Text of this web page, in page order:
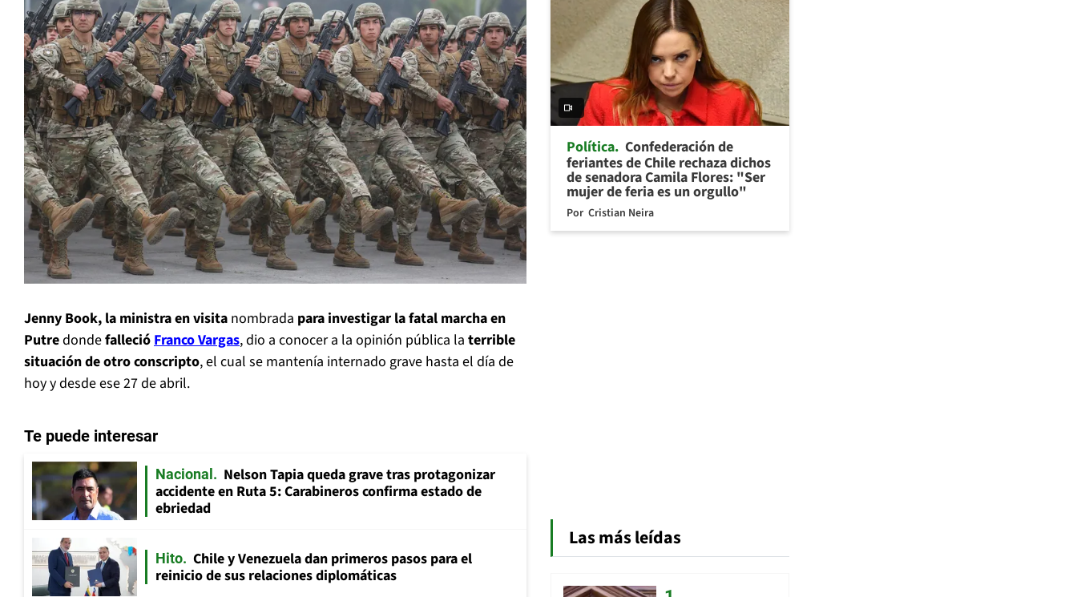
Jenny Book, la ministra en visita nombrada para investigar la fatal marcha en
Putredondefalleció Franco Vargas, dio a conocer a la opinión pública la terrible
situación de otro conscripto, el cual se mantenía internado grave hasta el día de
hoy y desde ese 27 de abril.
Te puede interesar
Nacional
Nelson Tapia queda grave tras protagonizar
accidente en Ruta 5: Carabineros confirma estado de
ebriedad
Hito
Chile y Venezuela dan primeros pasos para el
reinicio de sus relaciones diplomáticas
Política Confederación de
feriantes de Chile rechaza dichos
de senadora Camila Flores: "Ser
mujer de feria es un orgullo"
Por Cristian Neira
Las más leídas